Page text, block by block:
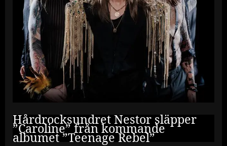
Hårdrocksundret Nestor släpper
”Caroline” från kommande
albumet ”Teenage Rebel”